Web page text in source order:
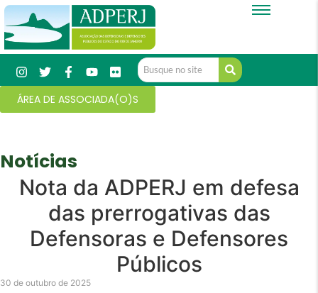
ÁREA DE ASSOCIADA(O)S
Notícias
Nota da ADPERJ em defesa
das prerrogativas das
Defensoras e Defensores
Públicos
30 de outubro de 2025